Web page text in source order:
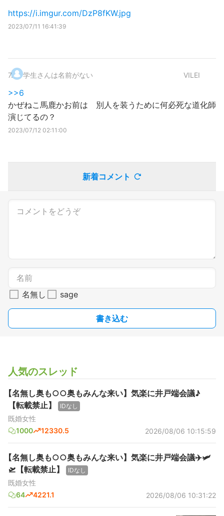
https://i.imgur.com/DzP8fKW.jpg
2023/07/11 16:41:39
7. 学生さんは名前がない VILEI
>>6
かぜねこ馬鹿かお前は 別人を装うために何必死な道化師
演じてるの？
2023/07/12 02:11:00
新着コメント
名無し sage
書き込む
人気のスレッド
【名無し奥も○○奥もみんな来い】気楽に井戸端会議♪
【転載禁止】
IDなし
既婚女性
1000
12330.5 2026/08/06 10:15:59
【名無し奥も○○奥もみんな来い】気楽に井戸端会議✈️🛩️
🛫【転載禁止】
IDなし
既婚女性
64
4221.1 2026/08/06 10:31:22